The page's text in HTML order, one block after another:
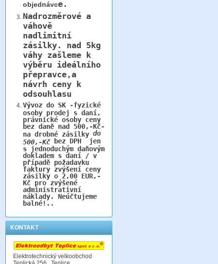
objednávce.
Nadrozměrové a
váhově
nadlimitní
zásilky. nad 5kg
váhy zašleme k
výběru ideálního
přepravce,a
návrh ceny k
odsouhlasu
Vývoz do SK -fyzické
osoby prodej s daní,
právnické osoby ceny
bez daně nad 500,-Kč-
na drobné zásilky do
500,-Kčbez DPH jen
s jednoduchým daňovým
dokladem s daní / v
případě požadavku
faktury zvýšení ceny
zásilky o 2,00 EUR,-
Kč pro zvýšené
administrativní
náklady. Neúčtujeme
balné!..
KONTAKT
Elektrotechnický velkoobchod